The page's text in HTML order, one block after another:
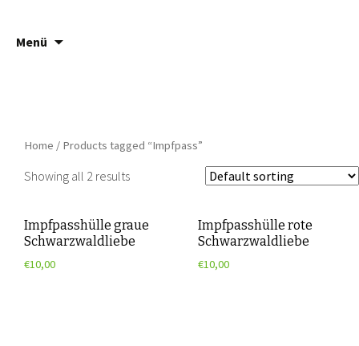
Häsch ä Däsch
Menü
Home / Products tagged “Impfpass”
Showing all 2 results
Impfpasshülle graue
Schwarzwaldliebe
€10,00
Impfpasshülle rote
Schwarzwaldliebe
€10,00